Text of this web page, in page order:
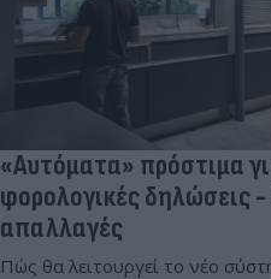
«Αυτόματα» πρόστιμα
φορολογικές δηλώσεις -
απαλλαγές
Πώς θα λειτουργεί το νέο